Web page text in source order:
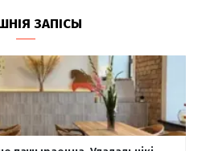
ЗАПІСЫ